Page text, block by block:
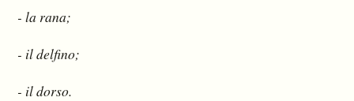
- la rana;
- il delfino;
- il dorso.